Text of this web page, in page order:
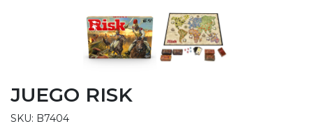
JUEGO RISK
SKU: B7404